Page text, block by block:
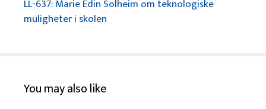
LL-637: Marie Edin Solheim om teknologiske
muligheter i skolen
You may also like